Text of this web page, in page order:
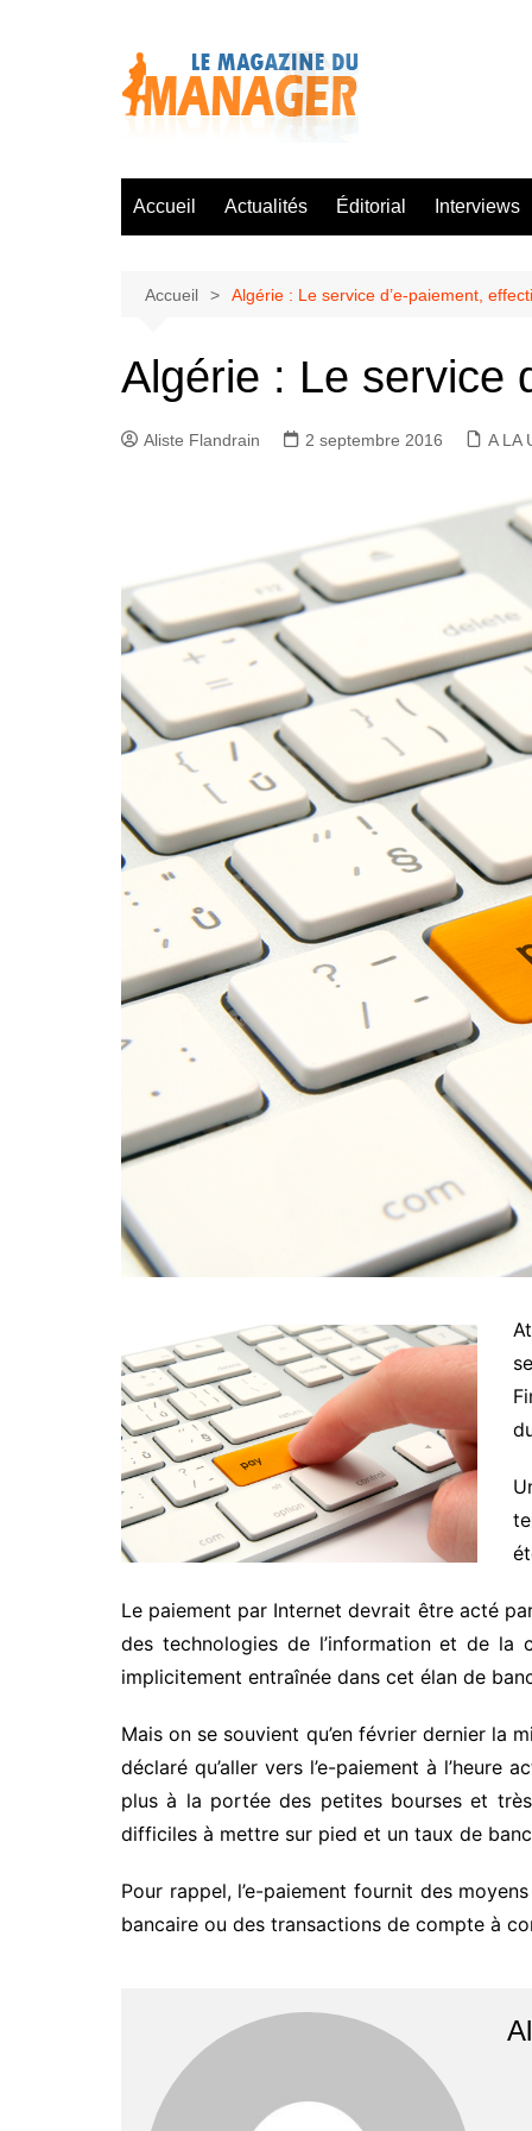
Accueil Actualités Éditorial Interviews
Accueil Algérie : Le service d’e-paiement,
Algérie : Le service
Aliste Flandrain 2 septembre 2016 A LA
Le paiement par Internet devrait être acté
des technologies de l’information et de la
implicitement entraînée dans cet élan de
Mais on se souvient qu’en février dernier la
déclaré qu’aller vers l’e-paiement à
plus à la portée des petites bourses et
difficiles à mettre sur pied et un taux de
Pour rappel, l’e-paiement fournit des
bancaire ou des transactions de compte à